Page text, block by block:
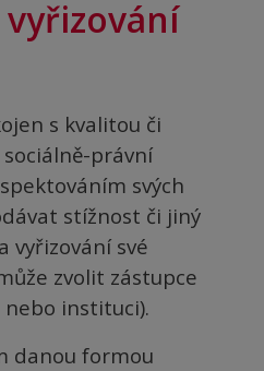
s kvalitou či
právní
svých
stížnost či jiný
vyřizování své
zvolit zástupce
instituci).
danou formou